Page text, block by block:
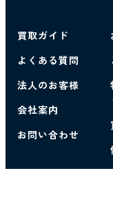
買取ガイド
よくある質問
法人のお客様
会社案内
お問い合わせ